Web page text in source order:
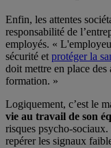
Enfin, les attentes
responsabilité de
employés. «
sécurité et protéger la
doit mettre en place
formation. »
Logiquement, c’est le
vie au travail de son
risques psycho-
repérer les signaux